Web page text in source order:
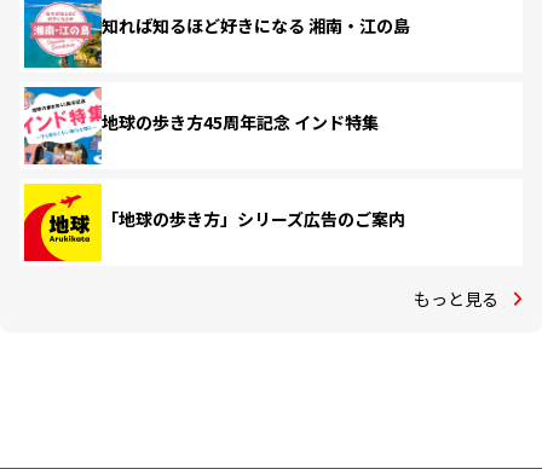
知れば知るほど好きになる 湘南・江の島
地球の歩き方45周年記念 インド特集
「地球の歩き方」シリーズ広告のご案内
もっと見る